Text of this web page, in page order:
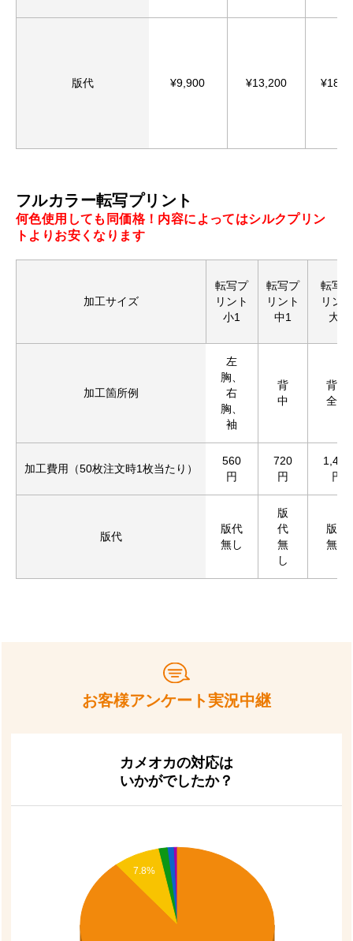
版代 ¥9,900 ¥13,200
フルカラー転写プリント
何色使用しても同価格！内容によってはシルクプリン
トよりお安くなります
加工サイズ
転写プ
リント
小1
転写プ
リント
中1
転写プ
リント
大1
加工箇所例
左
胸、
右
胸、
袖
背
中
背中
全面
加工費用（50枚注文時1枚当たり）
560
円
720
円
1,430
円
版代
版代
無し
版
代
無
し
版代
無し